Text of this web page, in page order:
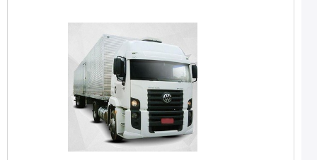
suficiente para atender todas as demandas. Tudo para
Ainda tratando-se de projeto de câmara fria , mais do
que visar apenas lucratividade, deve oferecer produtos
e serviços que tenham ótima qualidade e excelente
custo-benefício, detalhes primordiais que são deixados
de lado por muitas empresas que não focam na